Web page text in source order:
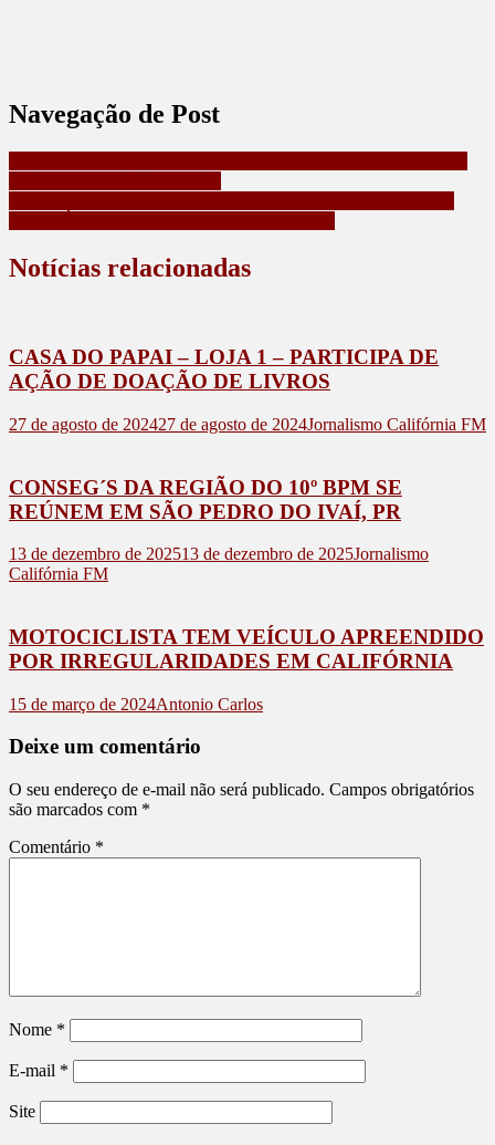
Navegação de Post
Notícias relacionadas
CASA DO PAPAI – LOJA 1 – PARTICIPA DE
AÇÃO DE DOAÇÃO DE LIVROS
27 de agosto de 202427 de agosto de 2024Jornalismo Califórnia FM
CONSEG´S DA REGIÃO DO 10º BPM SE
REÚNEM EM SÃO PEDRO DO IVAÍ, PR
13 de dezembro de 202513 de dezembro de 2025Jornalismo
Califórnia FM
MOTOCICLISTA TEM VEÍCULO APREENDIDO
POR IRREGULARIDADES EM CALIFÓRNIA
15 de março de 2024Antonio Carlos
Deixe um comentário
O seu endereço de e-mail não será publicado. Campos obrigatórios
são marcados com *
Comentário *
Nome *
E-mail *
Site